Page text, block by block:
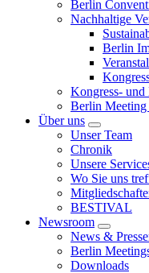
Berlin
Nachhaltige
Berlin
Kongress- und
Berlin Meeting
Über uns
Unser Team
Chronik
Unsere
Wo Sie uns
BESTIVAL
Newsroom
News &
Berlin
Downloads